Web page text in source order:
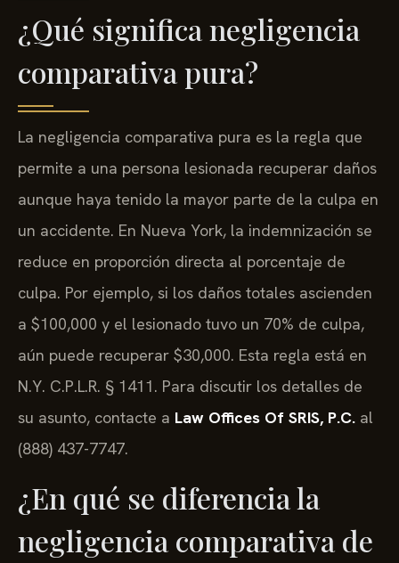
¿Qué significa negligencia
comparativa pura?
La negligencia comparativa pura es la regla que
permite a una persona lesionada recuperar daños
aunque haya tenido la mayor parte de la culpa en
un accidente. En Nueva York, la indemnización se
reduce en proporción directa al porcentaje de
culpa. Por ejemplo, si los daños totales ascienden
a $100,000 y el lesionado tuvo un 70% de culpa,
aún puede recuperar $30,000. Esta regla está en
N.Y. C.P.L.R. § 1411. Para discutir los detalles de
su asunto, contacte a Law Offices Of SRIS, P.C. al
(888) 437-7747.
¿En qué se diferencia la
negligencia comparativa de